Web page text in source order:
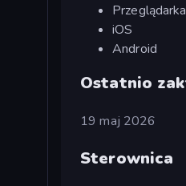
iOS
Android
Ostatnio
19 maj 2026
Sterownica